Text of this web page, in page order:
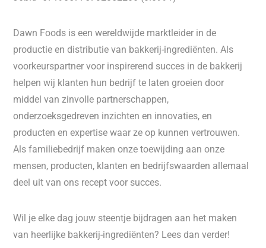
Dawn Foods is een wereldwijde marktleider in de
productie en distributie van bakkerij-ingrediënten. Als
voorkeurspartner voor inspirerend succes in de bakkerij
helpen wij klanten hun bedrijf te laten groeien door
middel van zinvolle partnerschappen,
onderzoeksgedreven inzichten en innovaties, en
producten en expertise waar ze op kunnen vertrouwen.
Als familiebedrijf maken onze toewijding aan onze
mensen, producten, klanten en bedrijfswaarden allemaal
deel uit van ons recept voor succes.
Wil je elke dag jouw steentje bijdragen aan het maken
van heerlijke bakkerij-ingrediënten? Lees dan verder!